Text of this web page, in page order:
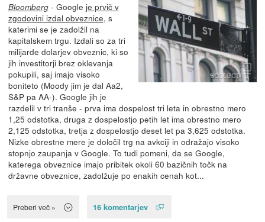
Bloomberg- Google je prvič v
zgodovini izdal obveznice, s
katerimi se je zadolžil na
kapitalskem trgu. Izdali so za tri
milijarde dolarjev obveznic, ki so
jih investitorji brez oklevanja
pokupili, saj imajo visoko
boniteto (Moody jim je dal Aa2,
S&P pa AA-). Google jih je
razdelil v tri tranše - prva ima dospelost tri leta in obrestno mero
1,25 odstotka, druga z dospelostjo petih let ima obrestno mero
2,125 odstotka, tretja z dospelostjo deset let pa 3,625 odstotka.
Nizke obrestne mere je določil trg na avkciji in odražajo visoko
stopnjo zaupanja v Google. To tudi pomeni, da se Google,
katerega obveznice imajo pribitek okoli 60 bazičnih točk na
državne obveznice, zadolžuje po enakih cenah kot...
Preberi več » 16 komentarjev